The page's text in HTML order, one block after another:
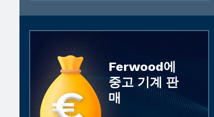
Ferwood에
중고 기계 판
매